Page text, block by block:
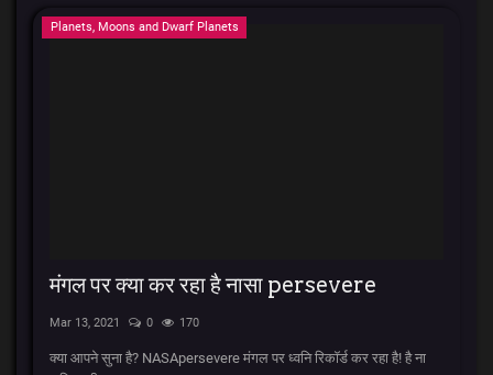
Planets, Moons and Dwarf Planets
मंगल पर क्या कर रहा है नासा persevere
Mar 13, 2021 0 170
क्या आपने सुना है? NASApersevere मंगल पर ध्वनि रिकॉर्ड कर रहा है! है ना